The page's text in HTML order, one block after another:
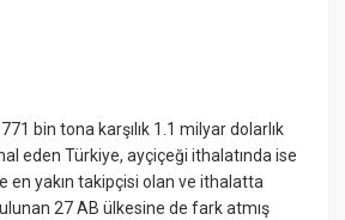
bin tona karşılık 1.1 milyar dolarlık
eden Türkiye, ayçiçeği ithalatında ise
en yakın takipçisi olan ve ithalatta
27 AB ülkesine de fark atmış